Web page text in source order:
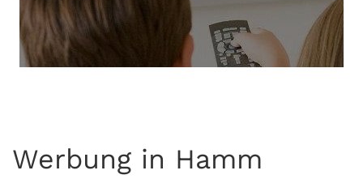
Werbung in Hamm